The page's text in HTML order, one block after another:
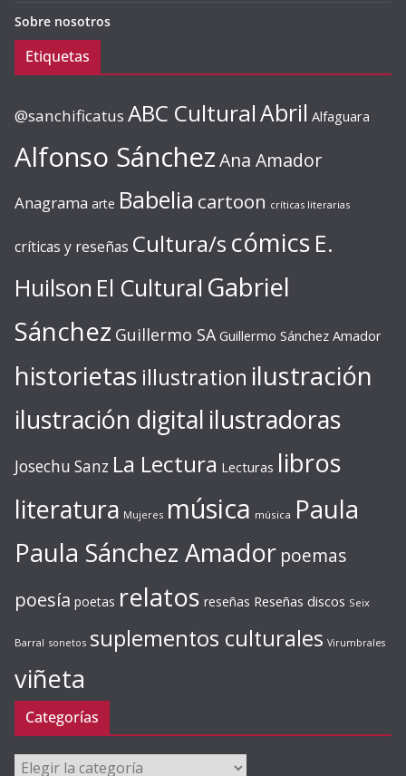
Sobre nosotros
Etiquetas
@sanchificatus ABC CulturalAbril Alfaguara
Alfonso SánchezAna Amador
Anagrama arte Babelia cartoon críticas literarias
críticas y reseñas Cultura/s cómics E.
Huilson El Cultural Gabriel
Sánchez Guillermo SA Guillermo Sánchez Amador
historietas illustration ilustración
ilustración digital ilustradoras
Josechu Sanz La Lectura Lecturas libros
literatura Mujeres música música Paula
Paula Sánchez Amador poemas
poesía poetas relatos reseñas Reseñas discos Seix
Barral sonetos suplementos culturales Virumbrales
viñeta
Categorías
Categorías